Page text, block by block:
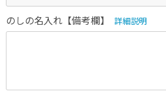
のしの名入れ【備考欄】 詳細説明